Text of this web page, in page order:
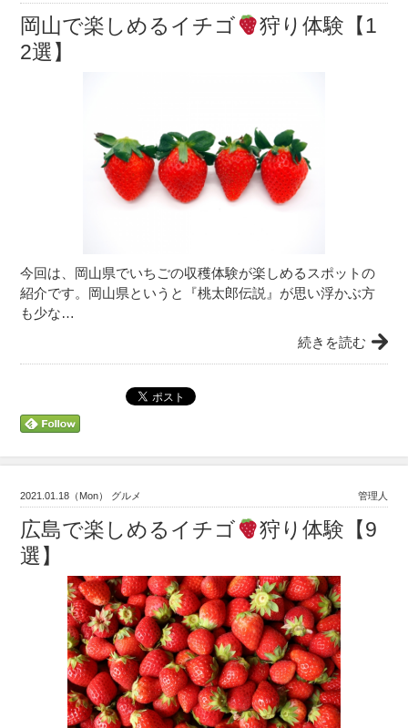
岡山で楽しめるイチゴ
狩り体験【1
2選】
今回は、岡山県でいちごの収穫体験が楽しめるスポットの
紹介です。岡山県というと『桃太郎伝説』が思い浮かぶ方
も少な…
続きを読む
2021.01.18（Mon） グルメ 管理人
広島で楽しめるイチゴ
狩り体験【9
選】